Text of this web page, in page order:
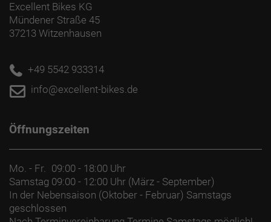
Excellent Bikes KG
Mündener Straße 45
37213 Witzenhausen
+49 5542 933314
info@excellent-bikes.de
Öffnungszeiten
Mo. - Fr. 09:00 - 18:00 Uhr
Samstag 09:00 - 12:00 Uhr (März - September)
In der Nebensaison (Oktober - Februar) Samstags
geschlossen